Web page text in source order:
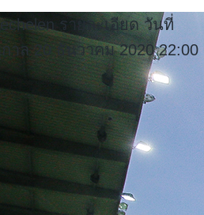
รายละเอียด วันที่
าล 20 ธันวาคม 2020 22:00